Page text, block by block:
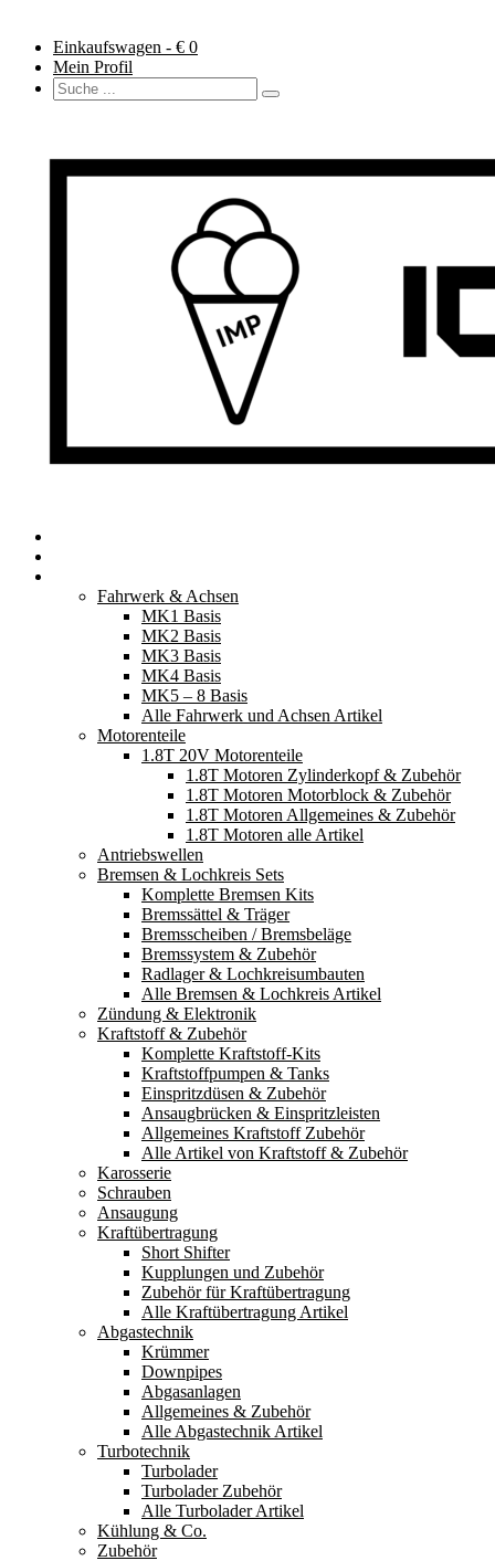
Einkaufswagen - € 0
Mein Profil
Fahrwerk & Achsen
MK1 Basis
MK2 Basis
MK3 Basis
MK4 Basis
MK5 – 8 Basis
Alle Fahrwerk und Achsen Artikel
Motorenteile
1.8T 20V Motorenteile
1.8T Motoren Zylinderkopf & Zubehör
1.8T Motoren Motorblock & Zubehör
1.8T Motoren Allgemeines & Zubehör
1.8T Motoren alle Artikel
Antriebswellen
Bremsen & Lochkreis Sets
Komplette Bremsen Kits
Bremssättel & Träger
Bremsscheiben / Bremsbeläge
Bremssystem & Zubehör
Radlager & Lochkreisumbauten
Alle Bremsen & Lochkreis Artikel
Zündung & Elektronik
Kraftstoff & Zubehör
Komplette Kraftstoff-Kits
Kraftstoffpumpen & Tanks
Einspritzdüsen & Zubehör
Ansaugbrücken & Einspritzleisten
Allgemeines Kraftstoff Zubehör
Alle Artikel von Kraftstoff & Zubehör
Karosserie
Schrauben
Ansaugung
Kraftübertragung
Short Shifter
Kupplungen und Zubehör
Zubehör für Kraftübertragung
Alle Kraftübertragung Artikel
Abgastechnik
Krümmer
Downpipes
Abgasanlagen
Allgemeines & Zubehör
Alle Abgastechnik Artikel
Turbotechnik
Turbolader
Turbolader Zubehör
Alle Turbolader Artikel
Kühlung & Co.
Zubehör